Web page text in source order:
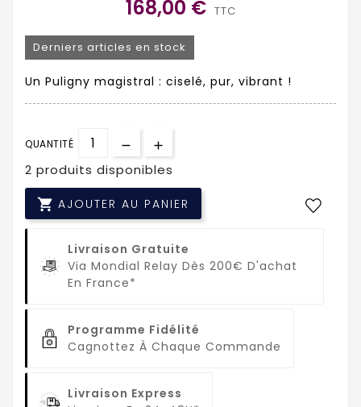
168,00 € TTC
Derniers articles en stock
Un Puligny magistral : ciselé, pur, vibrant !
QUANTITÉ
2 produits disponibles
 AJOUTER AU PANIER
Livraison Gratuite
Via Mondial Relay Dès 200€ D'achat
En France*
Programme Fidélité
Cagnottez À Chaque Commande
Livraison Express